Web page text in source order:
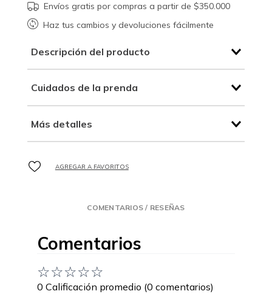
Envíos gratis por compras a partir de $350.000
Haz tus cambios y devoluciones fácilmente
Descripción del producto
Cuidados de la prenda
Más detalles
COMENTARIOS / RESEÑAS
Comentarios
☆☆☆☆☆
0 Calificación promedio (0 comentarios)